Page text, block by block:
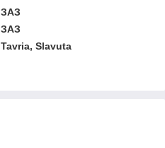
ЗАЗ
ЗАЗ
Tavria, Slavuta